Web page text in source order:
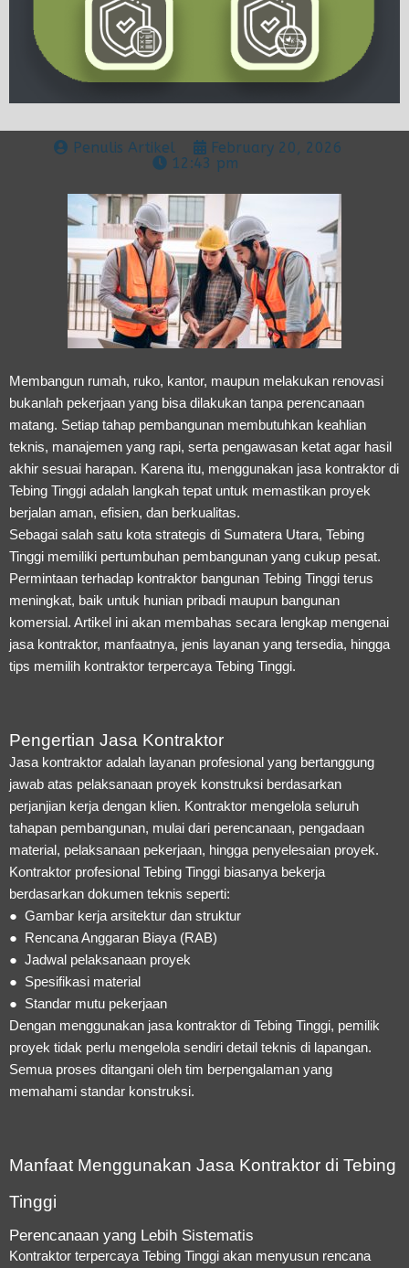
Penulis Artikel
February 20, 2026
12:43 pm
Membangun rumah, ruko, kantor, maupun melakukan renovasi
bukanlah pekerjaan yang bisa dilakukan tanpa perencanaan
matang. Setiap tahap pembangunan membutuhkan keahlian
teknis, manajemen yang rapi, serta pengawasan ketat agar hasil
akhir sesuai harapan. Karena itu, menggunakan jasa kontraktor di
Tebing Tinggi adalah langkah tepat untuk memastikan proyek
berjalan aman, efisien, dan berkualitas.
Sebagai salah satu kota strategis di Sumatera Utara, Tebing
Tinggi memiliki pertumbuhan pembangunan yang cukup pesat.
Permintaan terhadap kontraktor bangunan Tebing Tinggi terus
meningkat, baik untuk hunian pribadi maupun bangunan
komersial. Artikel ini akan membahas secara lengkap mengenai
jasa kontraktor, manfaatnya, jenis layanan yang tersedia, hingga
tips memilih kontraktor terpercaya Tebing Tinggi.
Pengertian Jasa Kontraktor
Jasa kontraktor adalah layanan profesional yang bertanggung
jawab atas pelaksanaan proyek konstruksi berdasarkan
perjanjian kerja dengan klien. Kontraktor mengelola seluruh
tahapan pembangunan, mulai dari perencanaan, pengadaan
material, pelaksanaan pekerjaan, hingga penyelesaian proyek.
Kontraktor profesional Tebing Tinggi biasanya bekerja
berdasarkan dokumen teknis seperti:
● Gambar kerja arsitektur dan struktur
● Rencana Anggaran Biaya (RAB)
● Jadwal pelaksanaan proyek
● Spesifikasi material
● Standar mutu pekerjaan
Dengan menggunakan jasa kontraktor di Tebing Tinggi, pemilik
proyek tidak perlu mengelola sendiri detail teknis di lapangan.
Semua proses ditangani oleh tim berpengalaman yang
memahami standar konstruksi.
Manfaat Menggunakan Jasa Kontraktor di Tebing
Tinggi
Perencanaan yang Lebih Sistematis
Kontraktor terpercaya Tebing Tinggi akan menyusun rencana